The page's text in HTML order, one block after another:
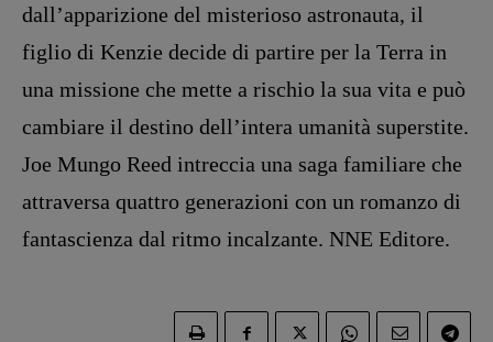
Zong!
Antonella Marrone
Walter Catalano,Giuseppe Costigliola,
Anna da Re,Roberto Derobertis,Elio
Marcoli,Elisabetta Michielin,Nicole
dall’apparizio­ne del misterioso astronauta, il
figlio di Kenzie decide di partire per la Terra in
una missione che mette a rischio la sua vita e può
cambiare il destino dell’inte­ra umanità superstite.
Joe Mungo Reed intreccia una saga familiare che
attraversa quattro gene­razioni con un romanzo di
fantascienza dal ritmo incalzante. NNE Editore.